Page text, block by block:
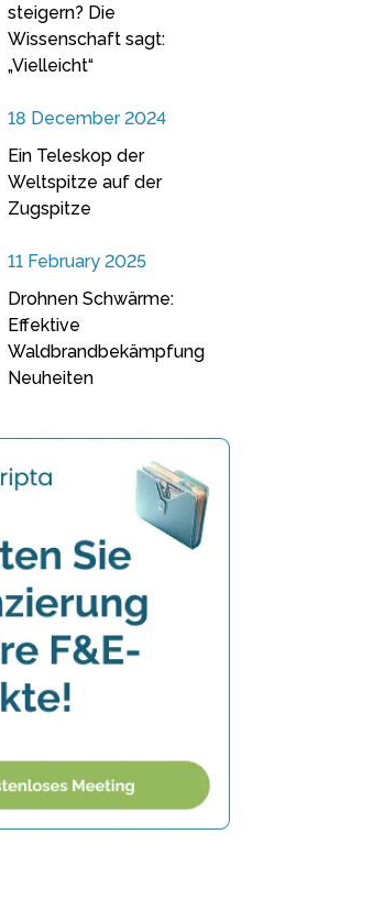
steigern? Die
Wissenschaft sagt:
„Vielleicht“
18 December 2024
Ein Teleskop der
Weltspitze auf der
Zugspitze
11 February 2025
Drohnen Schwärme:
Effektive
Waldbrandbekämpfung
Neuheiten